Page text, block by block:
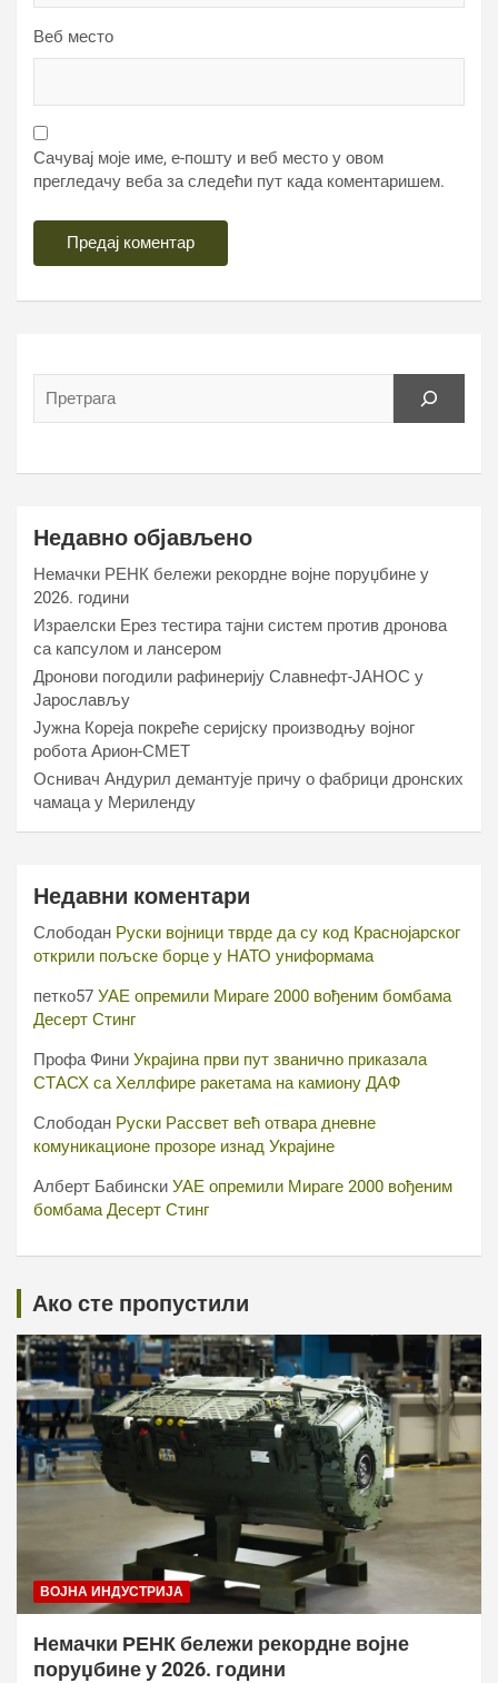
Веб место
Сачувај моје име, е-пошту и веб место у овом
прегледачу веба за следећи пут када коментаришем.
Недавно објављено
Немачки РЕНК бележи рекордне војне поруџбине у
2026. години
Израелски Ерез тестира тајни систем против дронова
са капсулом и лансером
Дронови погодили рафинерију Славнефт-ЈАНОС у
Јарослављу
Јужна Кореја покреће серијску производњу војног
робота Арион-СМЕТ
Оснивач Андурил демантује причу о фабрици дронских
чамаца у Мериленду
Недавни коментари
Слободан Руски војници тврде да су код Краснојарског
открили пољске борце у НАТО униформама
петко57 УАЕ опремили Мираге 2000 вођеним бомбама
Десерт Стинг
Профа Фини Украјина први пут званично приказала
СТАСХ са Хеллфире ракетама на камиону ДАФ
Слободан Руски Рассвет већ отвара дневне
комуникационе прозоре изнад Украјине
Алберт Бабински УАЕ опремили Мираге 2000 вођеним
бомбама Десерт Стинг
Ако сте пропустили
ВОЈНА ИНДУСТРИЈА
Немачки РЕНК бележи рекордне војне
поруџбине у 2026. години